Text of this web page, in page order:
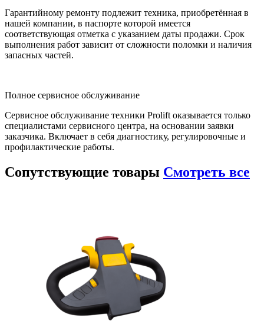
Гарантийному ремонту подлежит техника, приобретённая в
нашей компании, в паспорте которой имеется
соответствующая отметка с указанием даты продажи. Срок
выполнения работ зависит от сложности поломки и наличия
запасных частей.
Полное сервисное обслуживание
Сервисное обслуживание техники Prolift оказывается только
специалистами сервисного центра, на основании заявки
заказчика. Включает в себя диагностику, регулировочные и
профилактические работы.
Сопутствующие товары Смотреть все